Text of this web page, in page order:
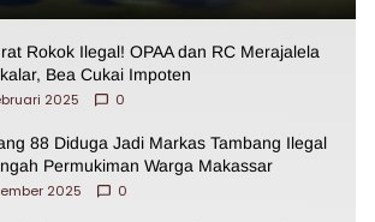
Rokok Ilegal! OPAA dan RC Merajalela
Bea Cukai Impoten
2025
0
88 Diduga Jadi Markas Tambang Ilegal
Permukiman Warga Makassar
2025
0